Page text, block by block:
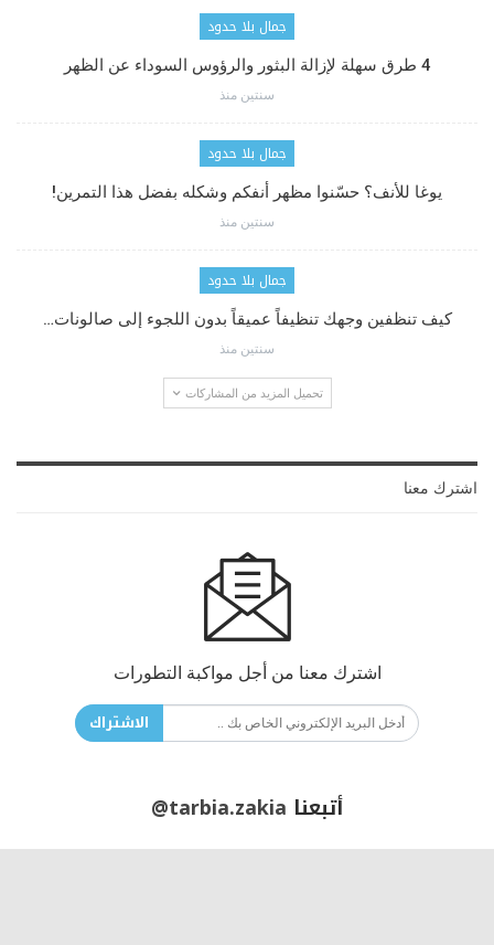
جمال بلا حدود
4 طرق سهلة لإزالة البثور والرؤوس السوداء عن الظهر
سنتين منذ
جمال بلا حدود
يوغا للأنف؟ حسّنوا مظهر أنفكم وشكله بفضل هذا التمرين!
سنتين منذ
جمال بلا حدود
كيف تنظفين وجهك تنظيفاً عميقاً بدون اللجوء إلى صالونات…
سنتين منذ
تحميل المزيد من المشاركات
اشترك معنا
اشترك معنا من أجل مواكبة التطورات
الاشتراك
أتبعنا @tarbia.zakia